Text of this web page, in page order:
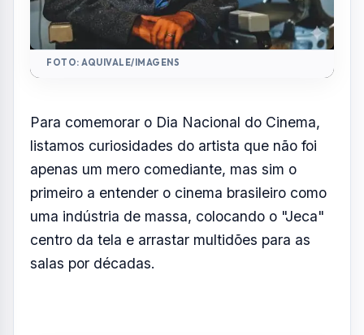
FOTO: AQUIVALE/IMAGENS
Para comemorar o Dia Nacional do Cinema,
listamos curiosidades do artista que não foi
apenas um mero comediante, mas sim o
primeiro a entender o cinema brasileiro como
uma indústria de massa, colocando o "Jeca"
centro da tela e arrastar multidões para as
salas por décadas.